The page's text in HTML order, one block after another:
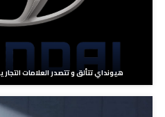
هيونداي تتألق و تتصدر العلامات التجارية